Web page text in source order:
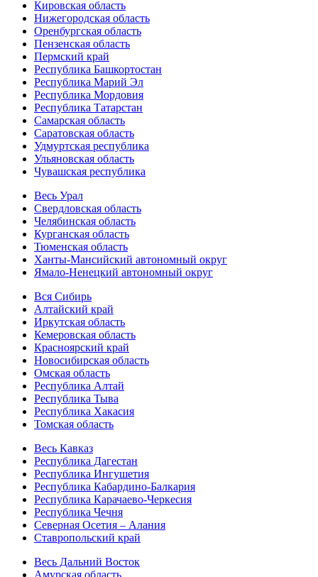
Кировская область
Нижегородская область
Оренбургская область
Пензенская область
Пермский край
Республика Башкортостан
Республика Марий Эл
Республика Мордовия
Республика Татарстан
Самарская область
Саратовская область
Удмуртская республика
Ульяновская область
Чувашская республика
Весь Урал
Свердловская область
Челябинская область
Курганская область
Тюменская область
Ханты-Мансийский автономный округ
Ямало-Ненецкий автономный округ
Вся Сибирь
Алтайский край
Иркутская область
Кемеровская область
Красноярский край
Новосибирская область
Омская область
Республика Алтай
Республика Тыва
Республика Хакасия
Томская область
Весь Кавказ
Республика Дагестан
Республика Ингушетия
Республика Кабардино-Балкария
Республика Карачаево-Черкесия
Республика Чечня
Северная Осетия – Алания
Ставропольский край
Весь Дальний Восток
Амурская область